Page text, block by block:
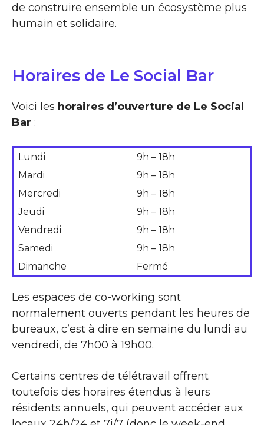
de construire ensemble un écosystème plus
humain et solidaire.
Horaires de Le Social Bar
Voici les horaires d’ouverture de Le Social
Bar :
Lundi
9h – 18h
Mardi
9h – 18h
Mercredi
9h – 18h
Jeudi
9h – 18h
Vendredi
9h – 18h
Samedi
9h – 18h
Dimanche
Fermé
Les espaces de co-working sont
normalement ouverts pendant les heures de
bureaux, c’est à dire en semaine du lundi au
vendredi, de 7h00 à 19h00.
Certains centres de télétravail offrent
toutefois des horaires étendus à leurs
résidents annuels, qui peuvent accéder aux